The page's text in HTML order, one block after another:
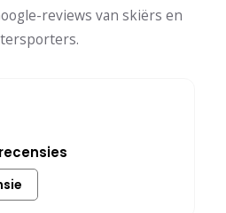
reviews van skiërs en